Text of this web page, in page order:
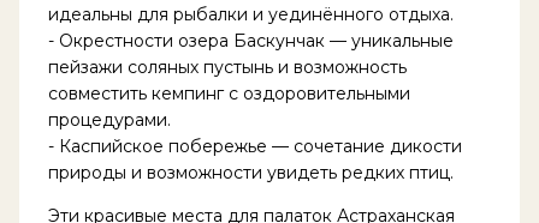
идеальны для рыбалки и уединённого отдыха.
- Окрестности озера Баскунчак — уникальные
пейзажи соляных пустынь и возможность
совместить кемпинг с оздоровительными
процедурами.
- Каспийское побережье — сочетание дикости
природы и возможности увидеть редких птиц.
Эти красивые места для палаток Астраханская